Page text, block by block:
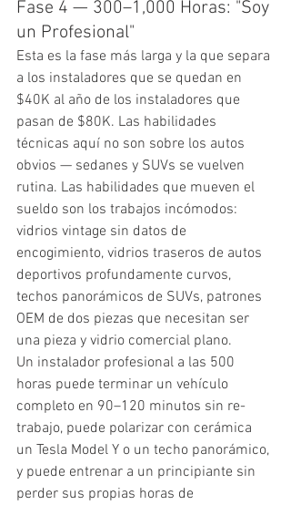
Fase 4 — 300–1,000 Horas: "Soy
un Profesional"
Esta es la fase más larga y la que separa
a los instaladores que se quedan en
$40K al año de los instaladores que
pasan de $80K. Las habilidades
técnicas aquí no son sobre los autos
obvios — sedanes y SUVs se vuelven
rutina. Las habilidades que mueven el
sueldo son los trabajos incómodos:
vidrios vintage sin datos de
encogimiento, vidrios traseros de autos
deportivos profundamente curvos,
techos panorámicos de SUVs, patrones
OEM de dos piezas que necesitan ser
una pieza y vidrio comercial plano.
Un instalador profesional a las 500
horas puede terminar un vehículo
completo en 90–120 minutos sin re-
trabajo, puede polarizar con cerámica
un Tesla Model Y o un techo panorámico,
y puede entrenar a un principiante sin
perder sus propias horas de